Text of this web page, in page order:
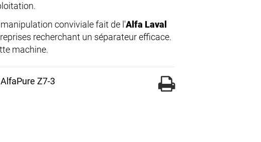
conviviale fait de l'Alfa Laval
recherchant un séparateur efficace.
machine.
Z7-3